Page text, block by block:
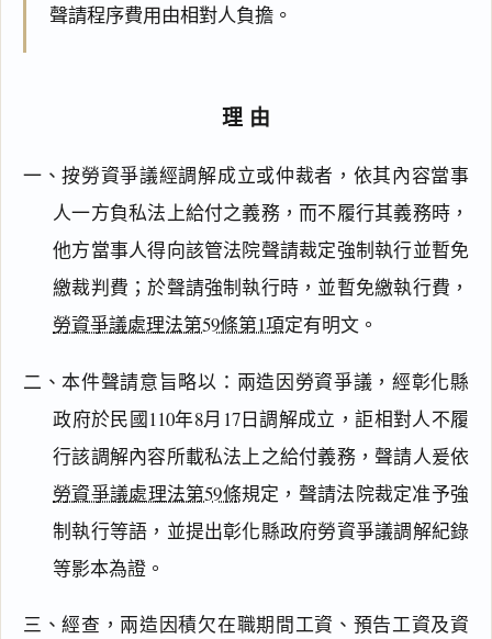
聲請程序費用由相對人負擔。
理由
一、按勞資爭議經調解成立或仲裁者，依其內容當事
人一方負私法上給付之義務，而不履行其義務時，
他方當事人得向該管法院聲請裁定強制執行並暫免
繳裁判費；於聲請強制執行時，並暫免繳執行費，
勞資爭議處理法第59條第1項定有明文。
二、本件聲請意旨略以：兩造因勞資爭議，經彰化縣
政府於民國110年8月17日調解成立，詎相對人不履
行該調解內容所載私法上之給付義務，聲請人爰依
勞資爭議處理法第59條規定，聲請法院裁定准予強
制執行等語，並提出彰化縣政府勞資爭議調解紀錄
等影本為證。
三、經查，兩造因積欠在職期間工資、預告工資及資